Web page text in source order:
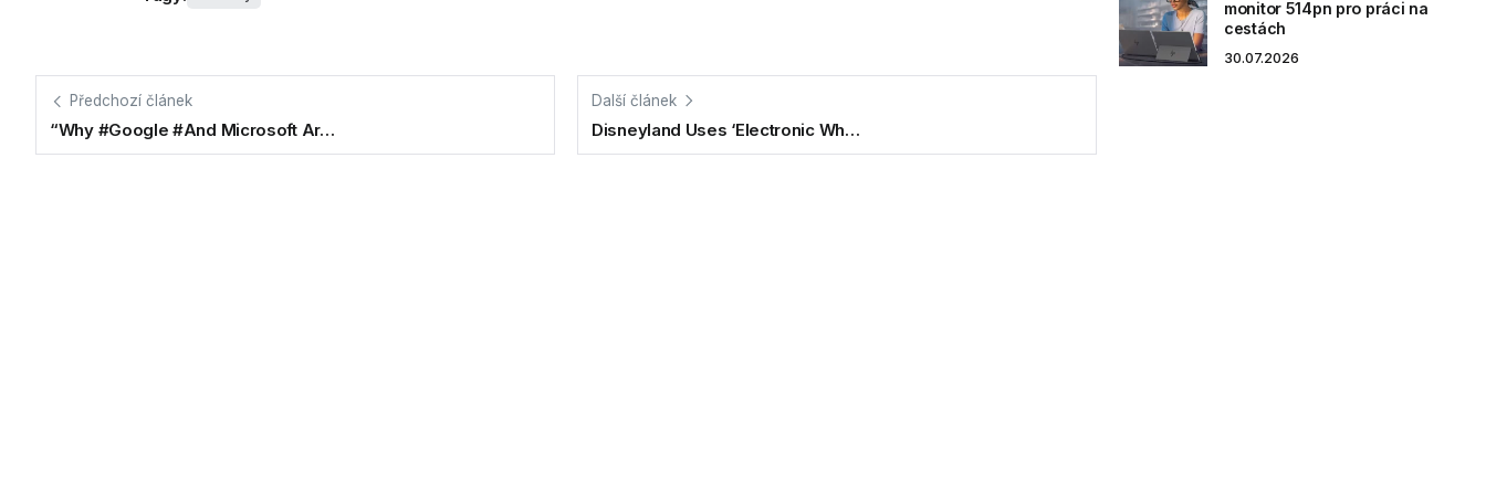
Předchozí článek
“Why #Google #And Microsoft Ar…
Další článek
Disneyland Uses ‘Electronic Wh…
monitor 514pn pro práci na
cestách
30.07.2026